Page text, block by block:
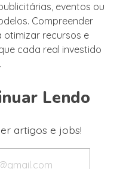
eventos ou
Compreender
recursos e
cada real investido
Lendo
artigos e jobs!